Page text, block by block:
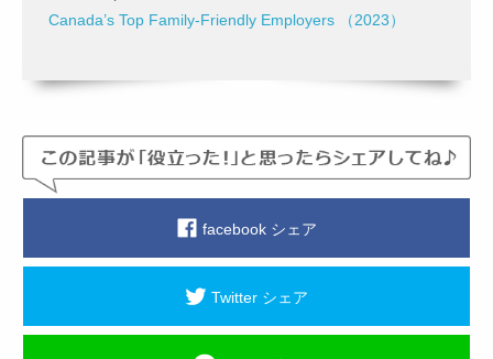
Canada’s Top Family-Friendly Employers （2023）
facebook シェア
Twitter シェア